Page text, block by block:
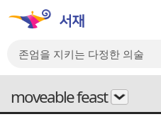
moveable feast